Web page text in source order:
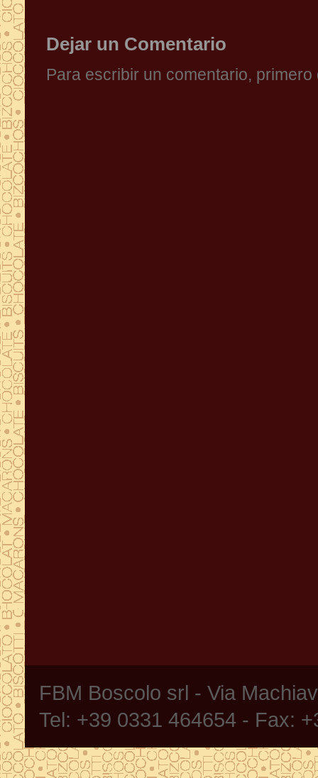
Dejar un Comentario
Para escribir un comentario,
FBM Boscolo srl - Via
Tel: +39 0331 464654 - Fax: